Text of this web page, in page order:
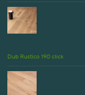
Dub Rustico 190 click